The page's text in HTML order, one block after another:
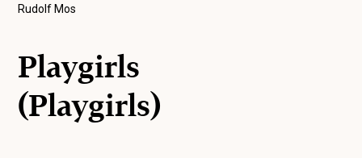
Rudolf Mos
Playgirls
(Playgirls)